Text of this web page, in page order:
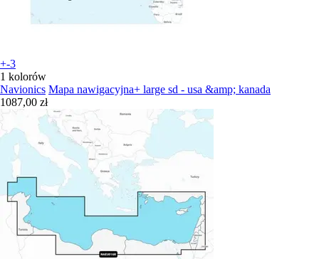
+-3
1 kolorów
Navionics Mapa nawigacyjna+ large sd - usa &amp; kanada
1087,00 zł